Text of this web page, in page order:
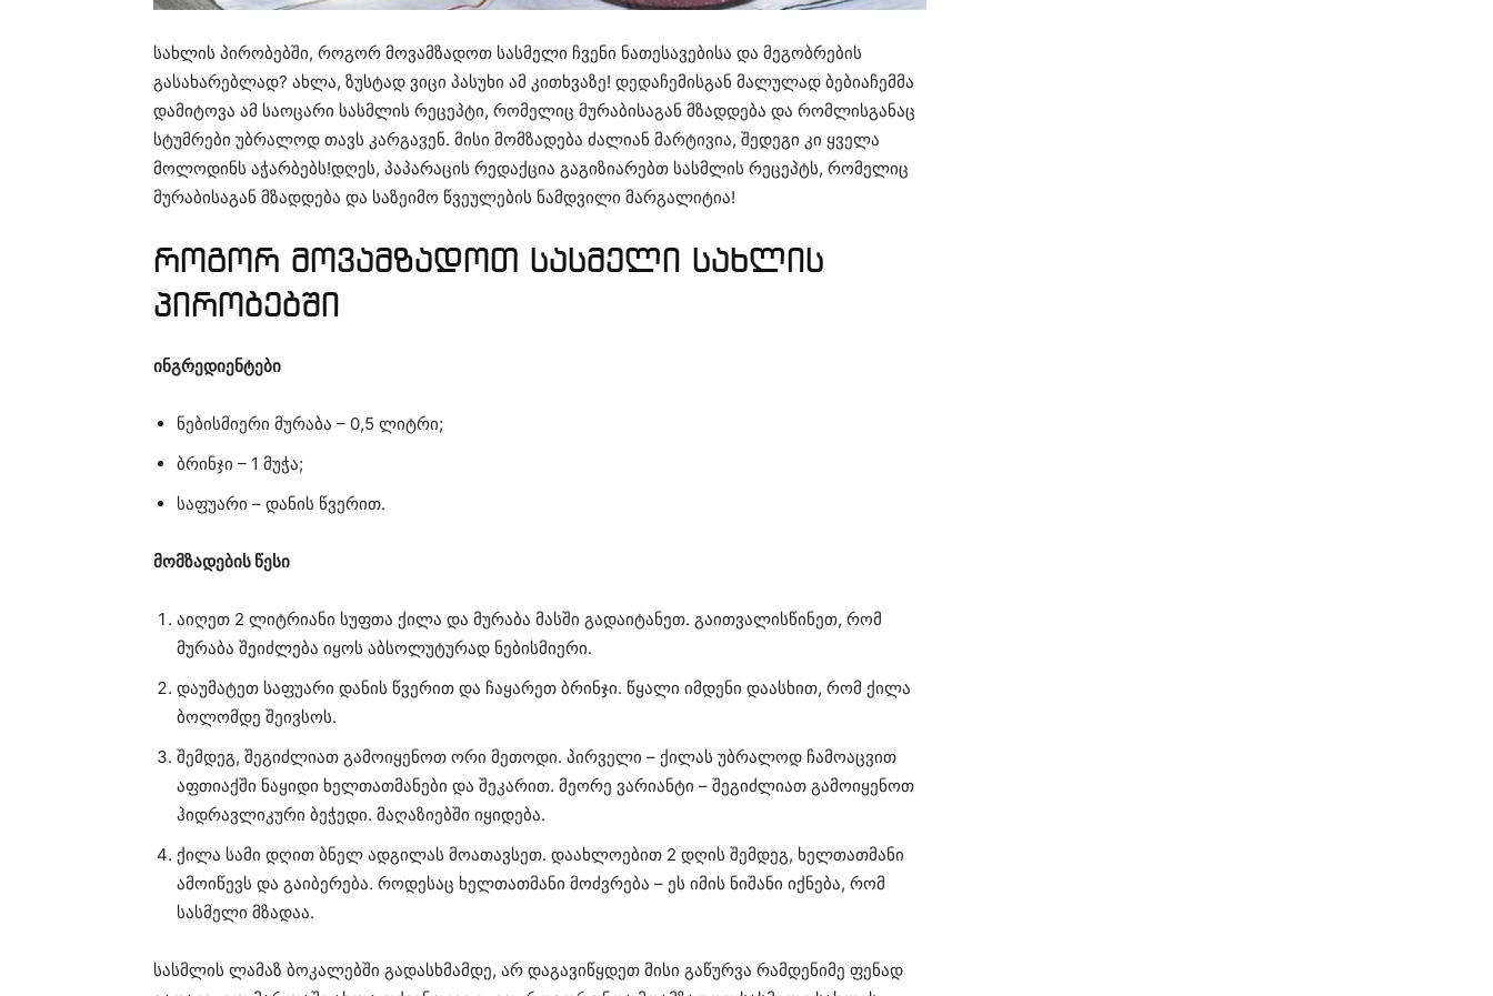
სახლის პირობებში, როგორ მოვამზადოთ სასმელი ჩვენი ნათესავებისა და მეგობრების
გასახარებლად? ახლა, ზუსტად ვიცი პასუხი ამ კითხვაზე! დედაჩემისგან მალულად ბებიაჩემმა
დამიტოვა ამ საოცარი სასმლის რეცეპტი, რომელიც მურაბისაგან მზადდება და რომლისგანაც
სტუმრები უბრალოდ თავს კარგავენ. მისი მომზადება ძალიან მარტივია, შედეგი კი ყველა
მოლოდინს აჭარბებს!დღეს, პაპარაცის რედაქცია გაგიზიარებთ სასმლის რეცეპტს, რომელიც
მურაბისაგან მზადდება და საზეიმო წვეულების ნამდვილი მარგალიტია!
როგორ მოვამზადოთ სასმელი სახლის
პირობებში
ინგრედიენტები
ნებისმიერი მურაბა – 0,5 ლიტრი;
ბრინჯი – 1 მუჭა;
საფუარი – დანის წვერით.
მომზადების წესი
აიღეთ 2 ლიტრიანი სუფთა ქილა და მურაბა მასში გადაიტანეთ. გაითვალისწინეთ, რომ
მურაბა შეიძლება იყოს აბსოლუტურად ნებისმიერი.
დაუმატეთ საფუარი დანის წვერით და ჩაყარეთ ბრინჯი. წყალი იმდენი დაასხით, რომ ქილა
ბოლომდე შეივსოს.
შემდეგ, შეგიძლიათ გამოიყენოთ ორი მეთოდი. პირველი – ქილას უბრალოდ ჩამოაცვით
აფთიაქში ნაყიდი ხელთათმანები და შეკარით. მეორე ვარიანტი – შეგიძლიათ გამოიყენოთ
ჰიდრავლიკური ბეჭედი. მაღაზიებში იყიდება.
ქილა სამი დღით ბნელ ადგილას მოათავსეთ. დაახლოებით 2 დღის შემდეგ, ხელთათმანი
ამოიწევს და გაიბერება. როდესაც ხელთათმანი მოძვრება – ეს იმის ნიშანი იქნება, რომ
სასმელი მზადაა.
სასმლის ლამაზ ბოკალებში გადასხმამდე, არ დაგავიწყდეთ მისი გაწურვა რამდენიმე ფენად